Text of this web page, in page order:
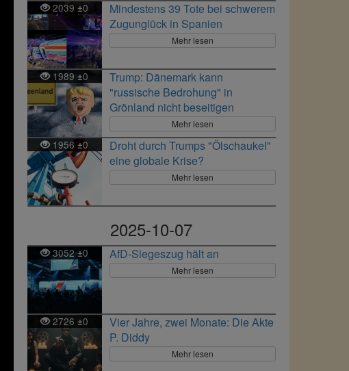
2039 ±0
Mindestens 39 Tote bei schwerem
Zugunglück in Spanien
Mehr lesen
1989±0
Trump: Dänemark kann
"russische Bedrohung" in
Grönland nicht beseitigen
Mehr lesen
1956 ±0
Droht durch Trumps "Ölschaukel"
eine globale Krise?
Mehr lesen
2025-10-07
3052±0 AfD-Siegeszug hält an
Mehr lesen
2726 ±0
Vier Jahre, zwei Monate: Die Akte
P. Diddy
Mehr lesen